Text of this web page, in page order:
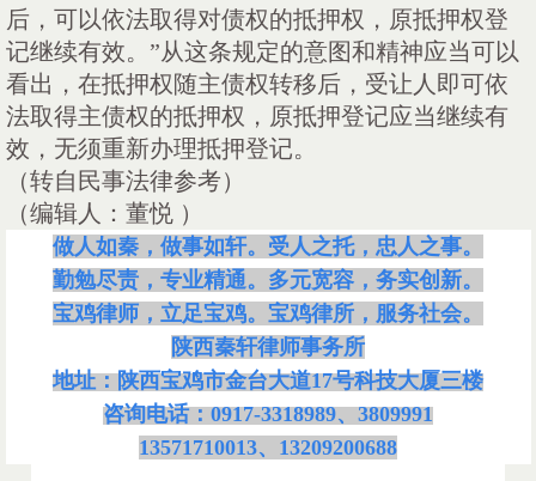
后，可以依法取得对债权的抵押权，原抵押权登
记继续有效。”从这条规定的意图和精神应当可以
看出，在抵押权随主债权转移后，受让人即可依
法取得主债权的抵押权，原抵押登记应当继续有
效，无须重新办理抵押登记。
（转自民事法律参考）
（编辑人：董悦 ）
做人如秦，做事如轩。受人之托，忠人之事。
勤勉尽责，专业精通。多元宽容，务实创新。
宝鸡律师，立足宝鸡。宝鸡律所，服务社会。
陕西秦轩律师事务所
地址：陕西宝鸡市金台大道17号科技大厦三楼
咨询电话：0917-3318989、3809991
13571710013、13209200688